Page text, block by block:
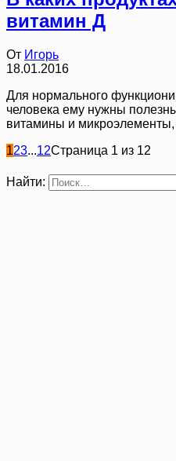
витамин Д
От Игорь
18.01.2016
Для нормального
человека ему нужны
витамины и
123...12Страница 1 из 12
Найти: